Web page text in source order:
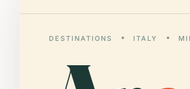
DESTINATIONS ITALY